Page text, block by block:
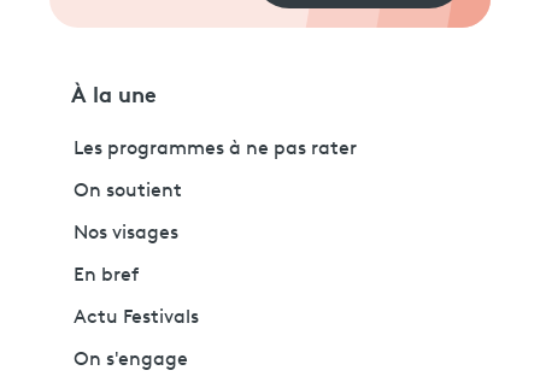
À la une
Les programmes à ne pas rater
On soutient
Nos visages
En bref
Actu Festivals
On s'engage